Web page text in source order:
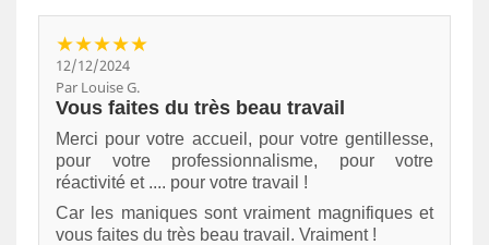
★★★★★
12/12/2024
Par Louise G.
Vous faites du très beau travail
Merci pour votre accueil, pour votre gentillesse,
pour votre professionnalisme, pour votre
réactivité et .... pour votre travail !
Car les maniques sont vraiment magnifiques et
vous faites du très beau travail. Vraiment !